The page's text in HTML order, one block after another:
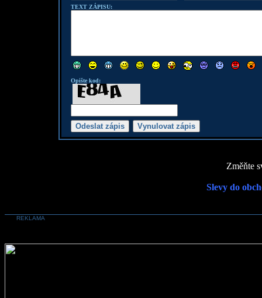
TEXT ZÁPISU:
Opište kod:
Změňte
Slevy do
REKLAMA